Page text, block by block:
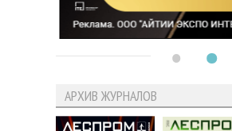
АРХИВ ЖУРНАЛОВ